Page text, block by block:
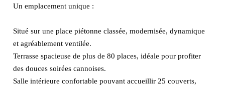
Un emplacement unique :
Situé sur une place piétonne classée, modernisée, dynamique
et agréablement ventilée.
Terrasse spacieuse de plus de 80 places, idéale pour profiter
des douces soirées cannoises.
Salle intérieure confortable pouvant accueillir 25 couverts,